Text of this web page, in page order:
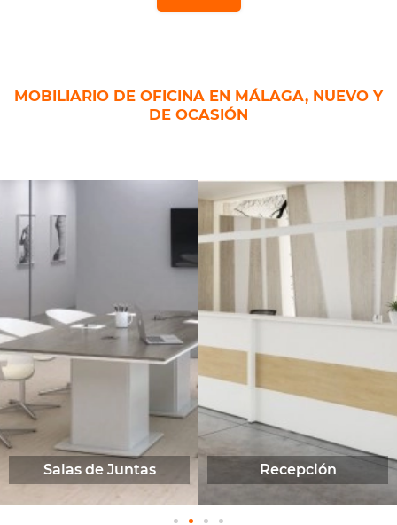
MOBILIARIO DE OFICINA EN MÁLAGA, NUEVO Y
DE OCASIÓN
Salas de Juntas Recepción